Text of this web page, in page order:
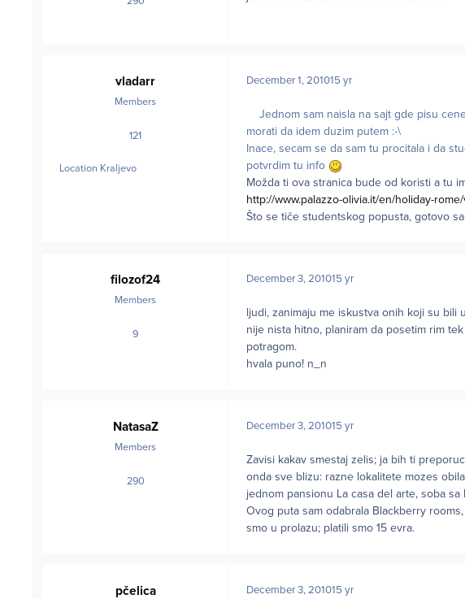
posts
vladarr
Members
121posts
Location Kraljevo
December 1, 201015 yr
Jednom sam naisla na sajt gde pisu
morati da idem duzim putem :-\
Inace, secam se da sam tu procitala i da
potvrdim tu info
Možda ti ova stranica bude od koristi a tu
http://www.palazzo-olivia.it/en/holiday-
Što se tiče studentskog popusta, gotovo
filozof24
Members
9posts
December 3, 201015 yr
ljudi, zanimaju me iskustva onih koji su bili
nije nista hitno, planiram da posetim rim
potragom.
hvala puno! n_n
NatasaZ
Members
290posts
December 3, 201015 yr
Zavisi kakav smestaj zelis; ja bih ti
onda sve blizu: razne lokalitete mozes
jednom pansionu La casa del arte, soba
Ovog puta sam odabrala Blackberry
smo u prolazu; platili smo 15 evra.
pčelica December 3, 201015 yr